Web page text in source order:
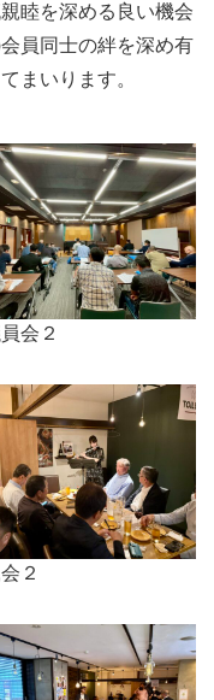
睦を深める良い機会
員同士の絆を深め有
まいります。
会２
２